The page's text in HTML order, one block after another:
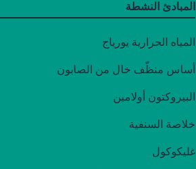
المبادئ النشطة
المياه الحرارية يورياج
أساس منظّف خال من الصابون
البيروكتون أولامين
خلاصة السنفية
غليكوكول